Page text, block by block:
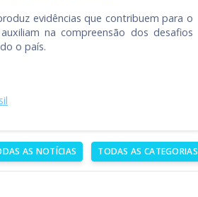
evidências que contribuem para o
na compreensão dos desafios
o país.
AS NOTÍCIAS TODAS AS CATEGORIAS